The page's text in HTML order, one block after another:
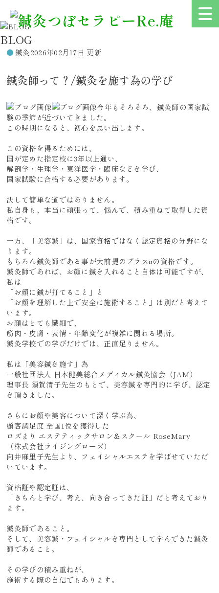
BLOG
鍼灸2026年02月17日 更新
鍼灸師って？/鍼灸を施す為の学び
今年もそろそろ、鍼灸師の国家試
験の季節が近づいてきました。
この時期になると、初心を思い出します。
この資格を得るためには、
国が定めた指定校に3年以上通い、
解剖学・生理学・東洋医学・臨床などを学び、
国家試験に合格する必要があります。
決して簡単な道ではありません。
私自身も、本当に頑張って、悩んで、積み重ねて取得した資
格です。
一方、「美容鍼」は、国家資格ではなく認定資格の分野にな
ります。
もちろん鍼灸師である事が大前提のプラスαの資格です。
鍼灸師であれば、お顔に鍼を入れること自体は可能ですが、
私は
「お顔に鍼が打てること」と
「お顔を理解した上で安全に施術すること」は別だと考えて
います。
お顔はとても繊細で、
筋肉・皮膚・表情・年齢変化が複雑に関わる場所。
鍼灸学校での学びだけでは、正直足りません。
私は「美容鍼を施す」為
一般社団法人 日本健美総合メディカル鍼灸協会（JAM）
理事長 須賀清子先生のもとで、美容鍼を専門的に学び、認定
を頂きました。
さらにお顔や美容について深く学ぶ為、
顧客満足度 全国1位を獲得した
ロズまり エステティックサロン＆スクール RoseMary
（株式会社ライジングローズ）
向井麻里子先生より、フェイシャルエステを学ばせていただ
いています。
資格証や認定証は、
「きちんと学び、考え、向き合ってきた証」だと考えており
ます。
鍼灸師であること。
そして、美容鍼・フェイシャルを専門として学んできた鍼灸
師であること。
その学びの積み重ねが、
施術する際の自信でもあります。